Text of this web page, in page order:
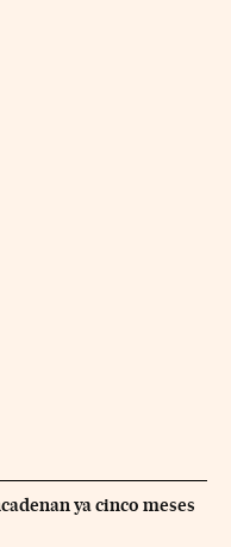
ya cinco meses